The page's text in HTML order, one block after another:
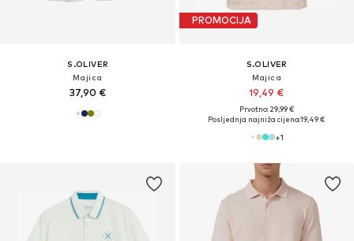
S.OLIVER
Majica
37,90 €
PROMOCIJA
S.OLIVER
Majica
19,49 €
Prvotno: 29,99 €
Posljednja najniža cijena:19,49 €
+1